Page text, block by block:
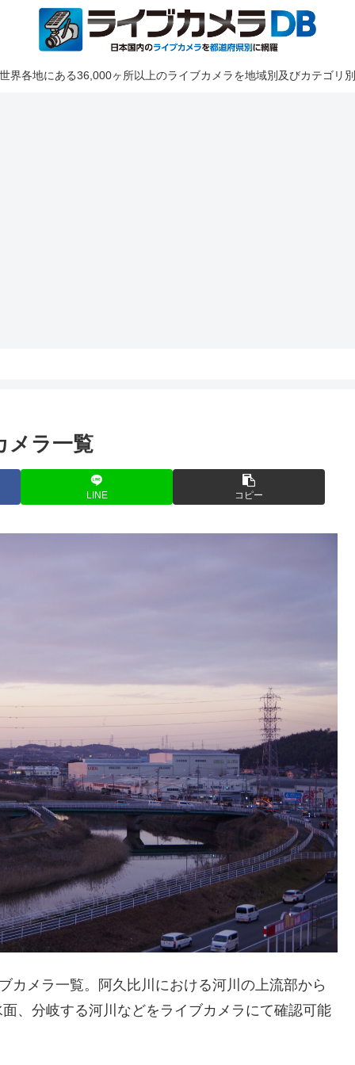
界各地にある36,000ヶ所以上のライブカメラを地域別及びカテゴリ別
メラ一覧
LINE コピー
カメラ一覧。阿久比川における河川の上流部から
、分岐する河川などをライブカメラにて確認可能